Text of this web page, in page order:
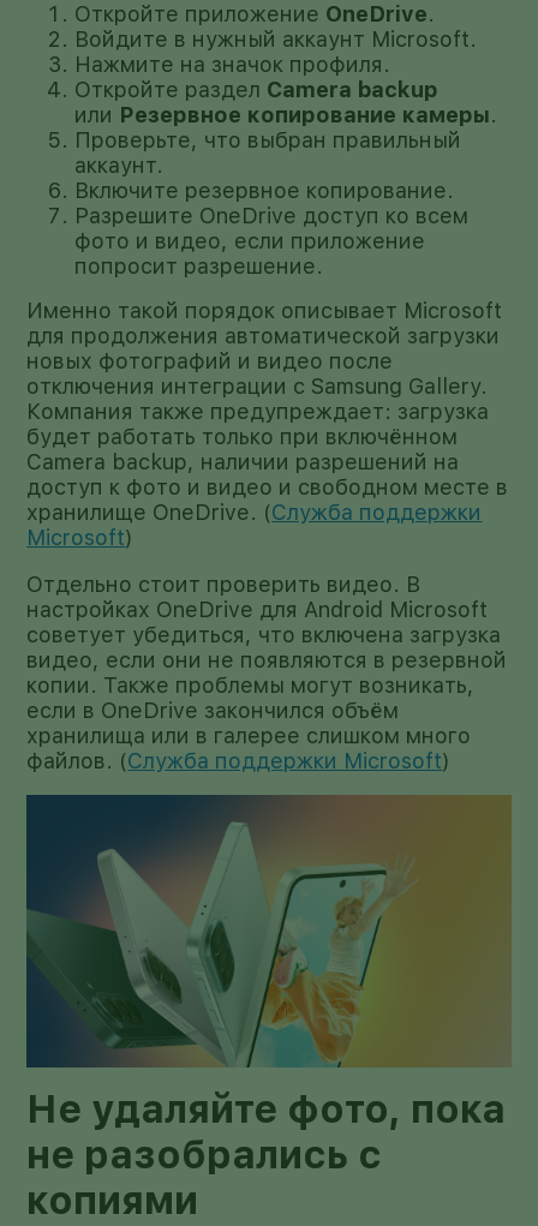
Откройте приложение OneDrive.
Войдите в нужный аккаунт Microsoft.
Нажмите на значок профиля.
Откройте раздел Camera backup
или Резервное копирование камеры.
Проверьте, что выбран правильный
аккаунт.
Включите резервное копирование.
Разрешите OneDrive доступ ко всем
фото и видео, если приложение
попросит разрешение.
Именно такой порядок описывает Microsoft
для продолжения автоматической загрузки
новых фотографий и видео после
отключения интеграции с Samsung Gallery.
Компания также предупреждает: загрузка
будет работать только при включённом
Camera backup, наличии разрешений на
доступ к фото и видео и свободном месте в
хранилище OneDrive. (Служба поддержки
Microsoft)
Отдельно стоит проверить видео. В
настройках OneDrive для Android Microsoft
советует убедиться, что включена загрузка
видео, если они не появляются в резервной
копии. Также проблемы могут возникать,
если в OneDrive закончился объём
хранилища или в галерее слишком много
файлов. (Служба поддержки Microsoft)
Не удаляйте фото, пока
не разобрались с
копиями